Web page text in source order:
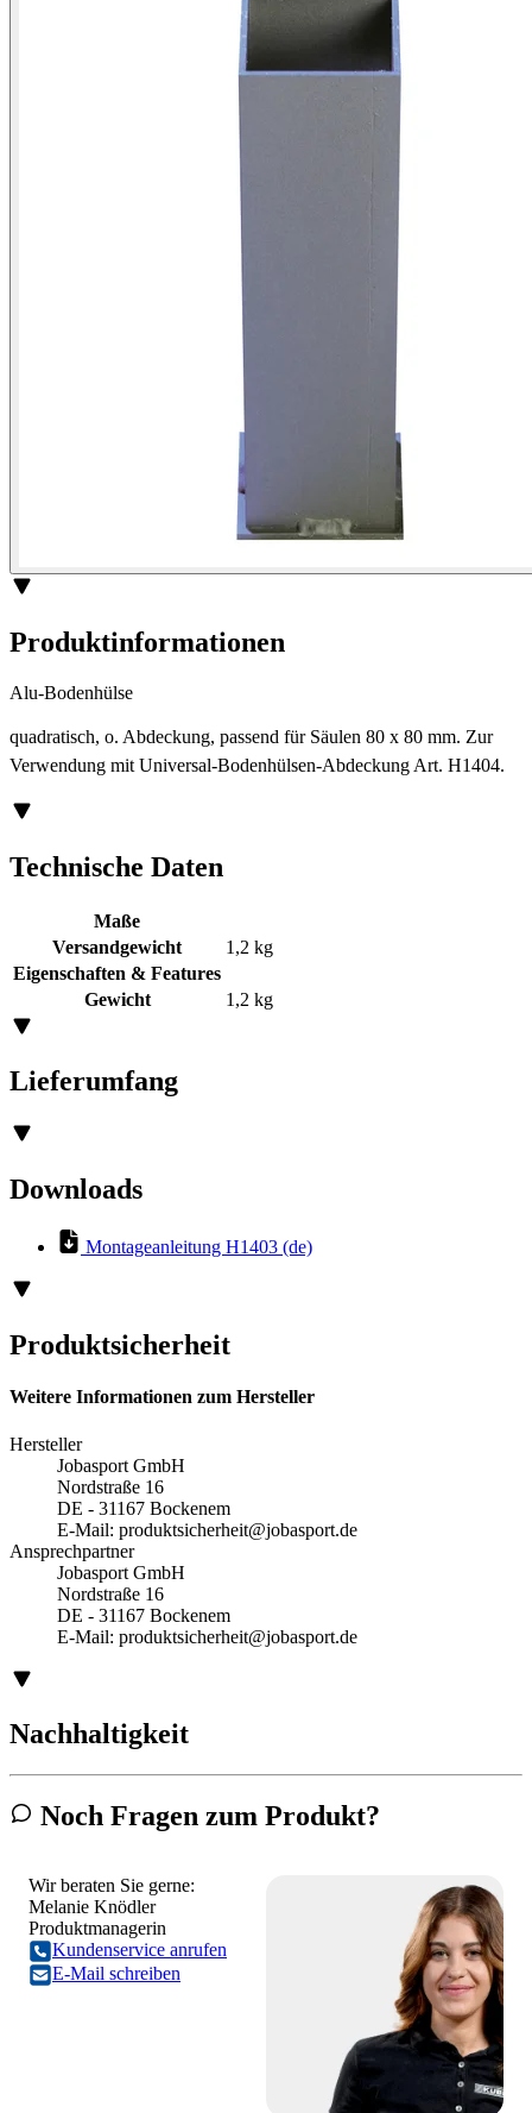
Produktinformationen
Alu-Bodenhülse
quadratisch, o. Abdeckung, passend für Säulen 80 x 80 mm. Zur
Verwendung mit Universal-Bodenhülsen-Abdeckung Art. H1404.
Technische Daten
Maße
Versandgewicht
1,2 kg
Eigenschaften & Features
Gewicht
1,2 kg
Lieferumfang
Downloads
Montageanleitung H1403 (de)
Produktsicherheit
Weitere Informationen zum Hersteller
Hersteller
Jobasport GmbH
Nordstraße 16
DE - 31167 Bockenem
E-Mail: produktsicherheit@jobasport.de
Ansprechpartner
Jobasport GmbH
Nordstraße 16
DE - 31167 Bockenem
E-Mail: produktsicherheit@jobasport.de
Nachhaltigkeit
Noch Fragen zum Produkt?
Wir beraten Sie gerne:
Melanie Knödler
Produktmanagerin
Kundenservice anrufen
E-Mail schreiben